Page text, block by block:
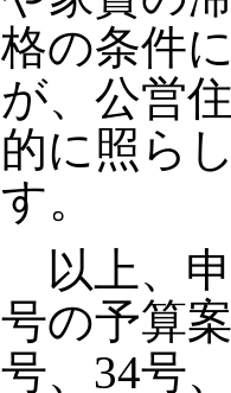
格の条件
が、公営
的に照ら
す。
以上、
号の予算
号、34号